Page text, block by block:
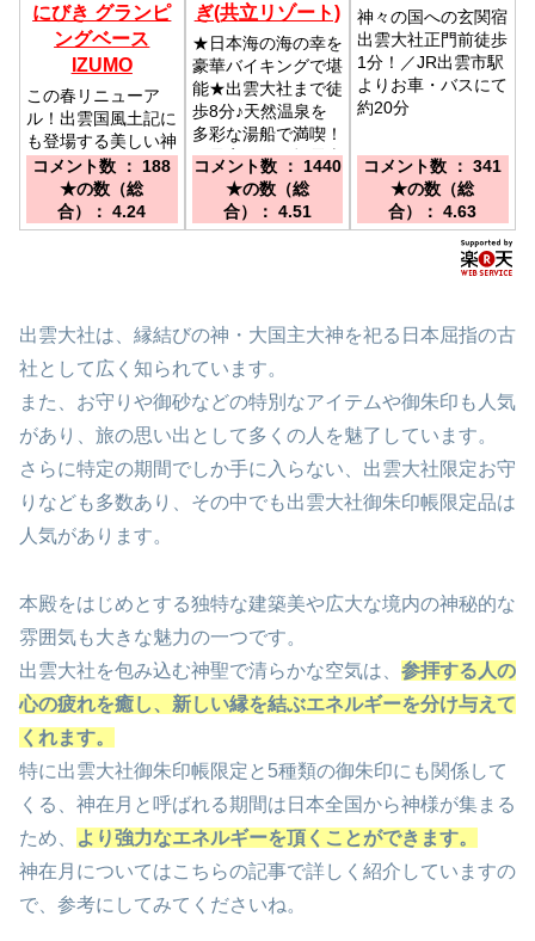
にびき グランピ
ングベース
IZUMO
この春リニューア
ル！出雲国風土記に
も登場する美しい神
西湖。雄大な景色に
包まれて天然温泉で
リフレッシュ／ＪＲ
江南駅よりお車で約
帯や状況によって送
迎できない場合がご
ざいます
コメント数 ： 188
★の数（総
合）： 4.24
ぎ(共立リゾート)
★日本海の海の幸を
豪華バイキングで堪
能★出雲大社まで徒
歩8分♪天然温泉を
多彩な湯船で満喫！
／最寄駅：一畑電車
『出雲大社前駅』
徒歩15分・ＪＲ
『出雲市駅』→『出
コメント数 ： 1440
★の数（総
合）： 4.51
神々の国への玄関宿
出雲大社正門前徒歩
1分！／JR出雲市駅
よりお車・バスにて
約20分
コメント数 ： 341
★の数（総
合）： 4.63
出雲大社は、縁結びの神・大国主大神を祀る日本屈指の古
社として広く知られています。
また、お守りや御砂などの特別なアイテムや御朱印も人気
があり、旅の思い出として多くの人を魅了しています。
さらに特定の期間でしか手に入らない、出雲大社限定お守
りなども多数あり、その中でも出雲大社御朱印帳限定品は
人気があります。
本殿をはじめとする独特な建築美や広大な境内の神秘的な
雰囲気も大きな魅力の一つです。
出雲大社を包み込む神聖で清らかな空気は、 参拝する人の
心の疲れを癒し、新しい縁を結ぶエネルギーを分け与えて
くれます。
特に出雲大社御朱印帳限定と5種類の御朱印にも関係して
くる、神在月と呼ばれる期間は日本全国から神様が集まる
ため、
より強力なエネルギーを頂くことができます。
神在月についてはこちらの記事で詳しく紹介していますの
で、参考にしてみてくださいね。